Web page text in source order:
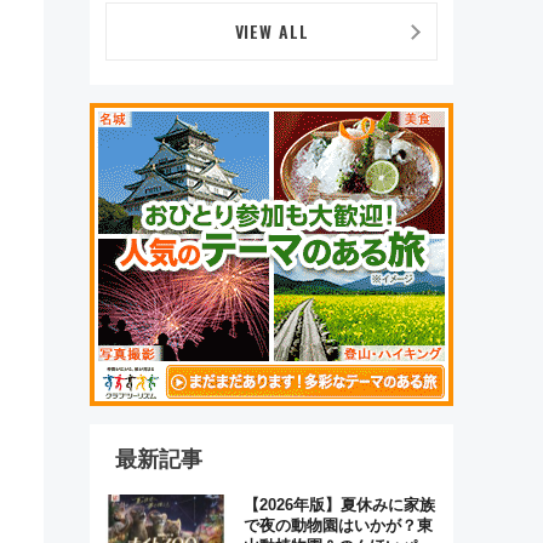
まご」新グルメ続々登場！
【2026年8月】
VIEW ALL
最新記事
【2026年版】夏休みに家族
で夜の動物園はいかが？東